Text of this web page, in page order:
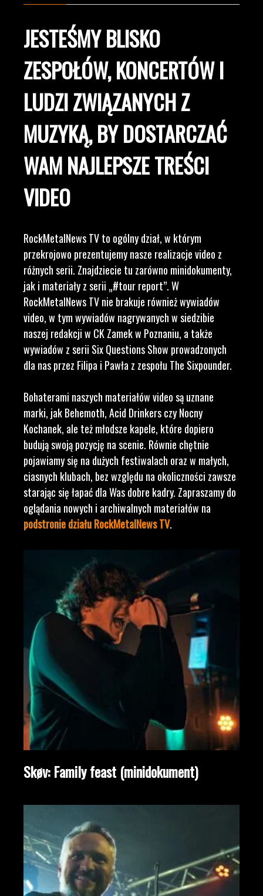
JESTEŚMY BLISKO
ZESPOŁÓW, KONCERTÓW I
LUDZI ZWIĄZANYCH Z
MUZYKĄ, BY DOSTARCZAĆ
WAM NAJLEPSZE TREŚCI
VIDEO
RockMetalNews TV to ogólny dział, w którym
przekrojowo prezentujemy nasze realizacje video z
różnych serii. Znajdziecie tu zarówno minidokumenty,
jak i materiały z serii „#tour report”. W
RockMetalNews TV nie brakuje również wywiadów
video, w tym wywiadów nagrywanych w siedzibie
naszej redakcji w CK Zamek w Poznaniu, a także
wywiadów z serii Six Questions Show prowadzonych
dla nas przez Filipa i Pawła z zespołu The Sixpounder.
Bohaterami naszych materiałów video są uznane
marki, jak Behemoth, Acid Drinkers czy Nocny
Kochanek, ale też młodsze kapele, które dopiero
budują swoją pozycję na scenie. Równie chętnie
pojawiamy się na dużych festiwalach oraz w małych,
ciasnych klubach, bez względu na okoliczności zawsze
starając się łapać dla Was dobre kadry. Zapraszamy do
oglądania nowych i archiwalnych materiałów na
podstronie działu RockMetalNews TV.
Skøv: Family feast (minidokument)